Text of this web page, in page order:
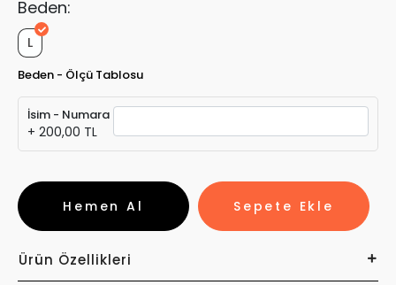
Beden:
L
Beden - Ölçü Tablosu
İsim - Numara
+ 200,00 TL
Sepete Ekle
Hemen Al
Ürün Özellikleri